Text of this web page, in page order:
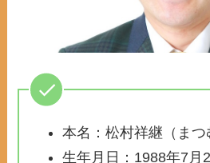
本名：松村祥継（まつ
生年月日：1988年7月